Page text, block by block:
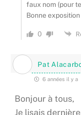
faux nom (pour
Bonne exposition
0
Pat
6 années il y a
Bonjour à tous,
Je lisais